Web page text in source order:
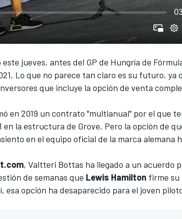
jueves, antes del GP de Hungría de
Lo que no parece tan claro es su futuro, ya
que incluye la opción de venta
en 2019 un contrato "multianual" por el que
la estructura de Grove. Pero la opción de
en el equipo oficial de la marca alemana
, Valtteri Bottas ha llegado a un acuerdo
de semanas que Lewis Hamilton firme su
esa opción ha desaparecido para el joven